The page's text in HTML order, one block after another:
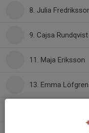
8. Julia
9. Cajsa Rundqvist
11. Maja Eriksson
13. Emma Löfgren